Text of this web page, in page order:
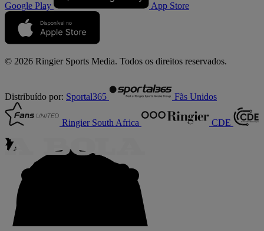
Google Play App Store
© 2026 Ringier Sports Media. Todos os direitos reservados.
Distribuído por: Sportal365 Fãs Unidos
Ringier South Africa CDE